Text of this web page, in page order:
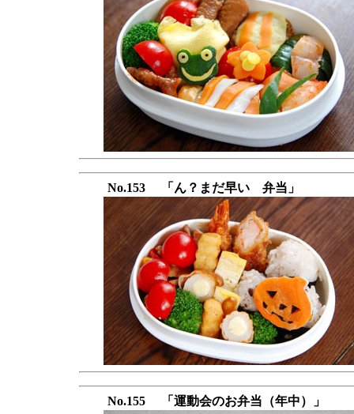
No.153 「ん？まだ早い 弁当」
No.155 「運動会のお弁当（年中）」